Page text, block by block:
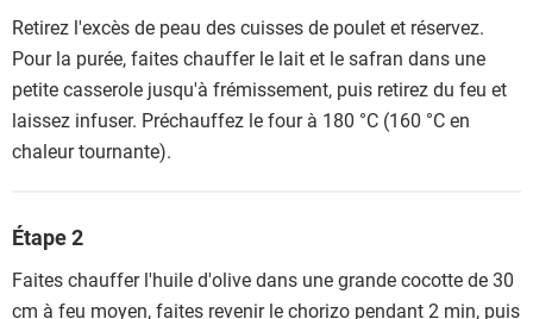
Retirez l'excès de peau des cuisses de poulet et réservez.
Pour la purée, faites chauffer le lait et le safran dans une
petite casserole jusqu'à frémissement, puis retirez du feu et
laissez infuser. Préchauffez le four à 180 °C (160 °C en
chaleur tournante).
Étape 2
Faites chauffer l'huile d'olive dans une grande cocotte de 30
cm à feu moyen, faites revenir le chorizo pendant 2 min, puis